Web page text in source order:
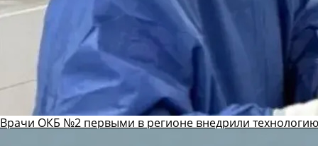
Врачи ОКБ №2 первыми в регионе внедрили